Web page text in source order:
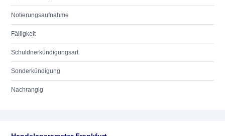
Notierungsaufnahme
Fälligkeit
Schuldnerkündigungsart
Sonderkündigung
Nachrangig